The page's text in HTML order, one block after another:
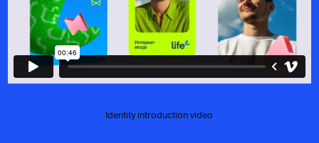
Identity introduction video